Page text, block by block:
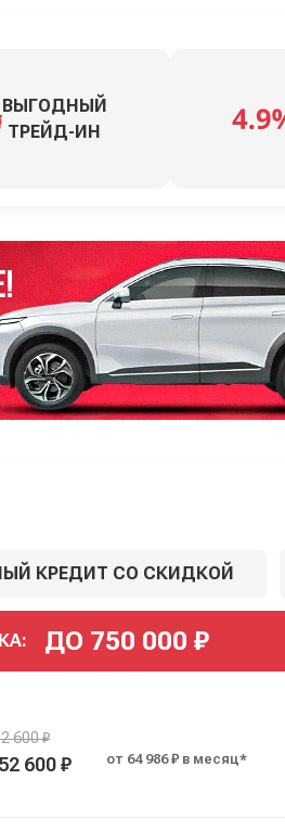
ВЫГОДНЫЙ
ТРЕЙД-ИН
КРЕДИТ СО СКИДКОЙ
ДО 750 000 ₽
600 ₽
600 ₽ от 64 986 ₽ в месяц*